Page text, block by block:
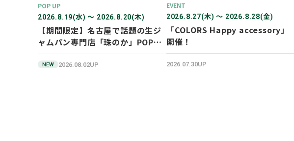
POP UP
2026.8.19(水) 〜 2026.8.20(木)
【期間限定】名古屋で話題の生ジ
ャムパン専門店「珠のか」POP
UP SHOP
NEW 2026.08.02UP
EVENT
2026.8.27(木) 〜 2026.8.28(金)
「COLORS Happy accessory」
開催！
2026.07.30UP